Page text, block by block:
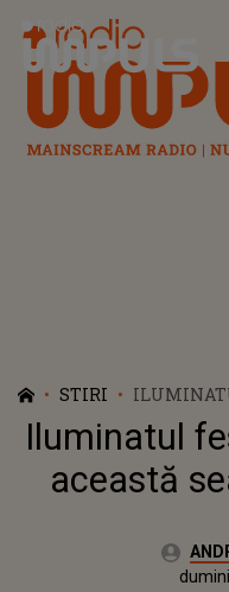
Radio Impuls
STIRI
ACEASTĂ
Iluminatul
această
Autor:
luni, 7 decembrie 2020